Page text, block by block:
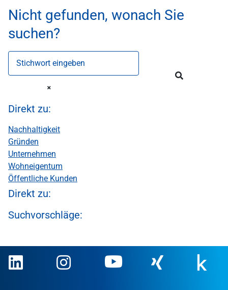
Nicht gefunden, wonach Sie
suchen?
Stichwort eingeben
Direkt zu:
Nachhaltigkeit
Gründen
Unternehmen
Wohneigentum
Öffentliche Kunden
Direkt zu:
Suchvorschläge: